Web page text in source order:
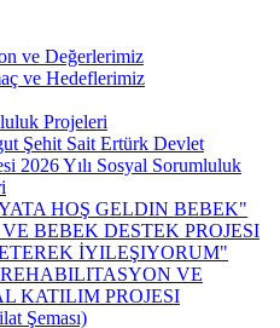
ve Değerlerimiz
ve Hedeflerimiz
Projeleri
Şehit Sait Ertürk Devlet
2026 Yılı Sosyal Sorumluluk
HOŞ GELDIN BEBEK"
BEBEK DESTEK PROJESI
İYILEŞIYORUM"
VE
KATILIM PROJESI
Şeması)